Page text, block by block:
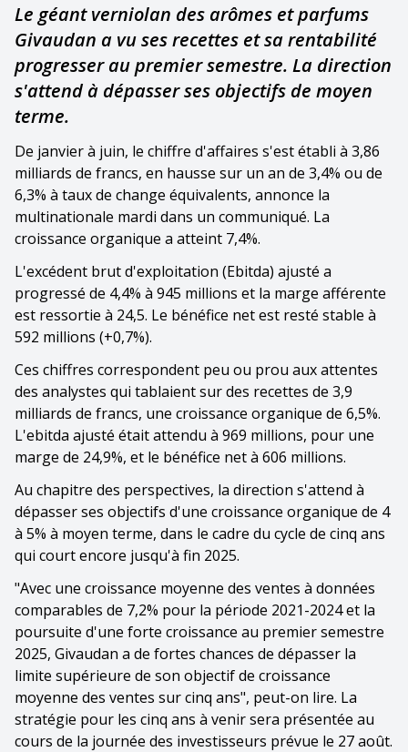
Le géant verniolan des arômes et parfums
Givaudan a vu ses recettes et sa rentabilité
progresser au premier semestre. La direction
s'attend à dépasser ses objectifs de moyen
terme.
De janvier à juin, le chiffre d'affaires s'est établi à 3,86
milliards de francs, en hausse sur un an de 3,4% ou de
6,3% à taux de change équivalents, annonce la
multinationale mardi dans un communiqué. La
croissance organique a atteint 7,4%.
L'excédent brut d'exploitation (Ebitda) ajusté a
progressé de 4,4% à 945 millions et la marge afférente
est ressortie à 24,5. Le bénéfice net est resté stable à
592 millions (+0,7%).
Ces chiffres correspondent peu ou prou aux attentes
des analystes qui tablaient sur des recettes de 3,9
milliards de francs, une croissance organique de 6,5%.
L'ebitda ajusté était attendu à 969 millions, pour une
marge de 24,9%, et le bénéfice net à 606 millions.
Au chapitre des perspectives, la direction s'attend à
dépasser ses objectifs d'une croissance organique de 4
à 5% à moyen terme, dans le cadre du cycle de cinq ans
qui court encore jusqu'à fin 2025.
"Avec une croissance moyenne des ventes à données
comparables de 7,2% pour la période 2021-2024 et la
poursuite d'une forte croissance au premier semestre
2025, Givaudan a de fortes chances de dépasser la
limite supérieure de son objectif de croissance
moyenne des ventes sur cinq ans", peut-on lire. La
stratégie pour les cinq ans à venir sera présentée au
cours de la journée des investisseurs prévue le 27 août.